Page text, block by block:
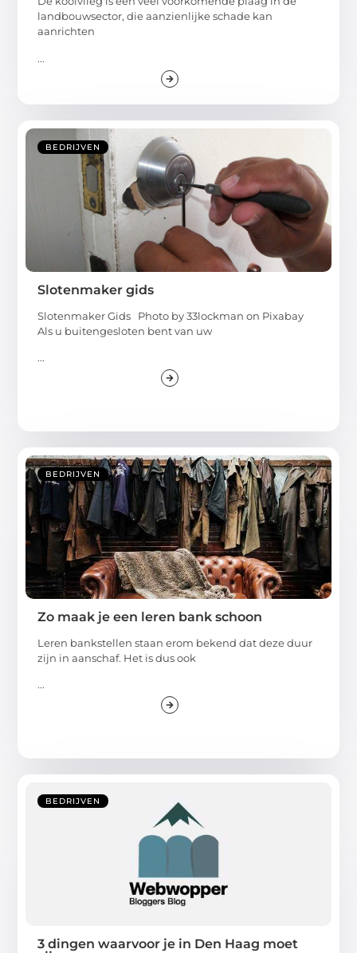
landbouwsector, die aanzienlijke schade kan
aanrichten
...
BEDRIJVEN
Slotenmaker gids
Slotenmaker Gids Photo by 33lockman on Pixabay ‍
Als u buitengesloten bent van uw
...
BEDRIJVEN
Zo maak je een leren bank schoon
Leren bankstellen staan erom bekend dat deze duur
zijn in aanschaf. Het is dus ook
...
BEDRIJVEN
3 dingen waarvoor je in Den Haag moet